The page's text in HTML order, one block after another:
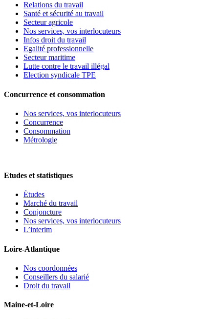
Relations du travail
Santé et sécurité au travail
Secteur agricole
Nos services, vos interlocuteurs
Infos droit du travail
Egalité professionnelle
Secteur maritime
Lutte contre le travail illégal
Election syndicale TPE
Concurrence et consommation
Nos services, vos interlocuteurs
Concurrence
Consommation
Métrologie
Etudes et statistiques
Études
Marché du travail
Conjoncture
Nos services, vos interlocuteurs
L’interim
Loire-Atlantique
Nos coordonnées
Conseillers du salarié
Droit du travail
Maine-et-Loire